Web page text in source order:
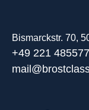
Bismarckstr. 70,
+49 221